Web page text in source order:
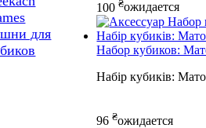
для
100₴ожидается
Набор кубиков:
Набір кубиків:
96₴ожидается